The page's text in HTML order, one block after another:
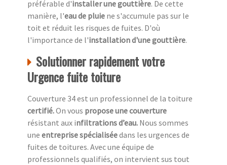
préférable d'installer une gouttière. De cette
manière, l'eau de pluie ne s'accumule pas sur le
toit et réduit les risques de fuites. D'où
l'importance de l'installation d'une gouttière.
Solutionner rapidement votre
Urgence fuite toiture
Couverture 34 est un professionnel de la toiture
certifié.On vous propose une couverture
résistant aux infiltrations d’eau. Nous sommes
une entreprise spécialiséedans les urgences de
fuites de toitures. Avec une équipe de
professionnels qualifiés, on intervient sus tout